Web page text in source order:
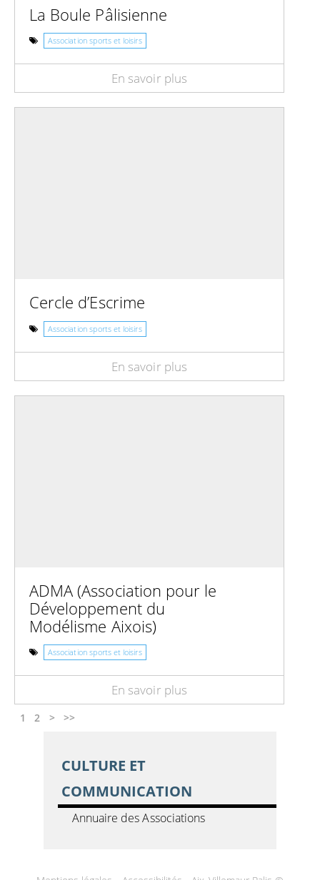
La Boule Pâlisienne
Association sports et loisirs
En savoir plus
Cercle d’Escrime
Association sports et loisirs
En savoir plus
ADMA (Association pour le
Développement du
Modélisme Aixois)
Association sports et loisirs
En savoir plus
1 2 > >>
CULTURE ET
COMMUNICATION
Annuaire des Associations